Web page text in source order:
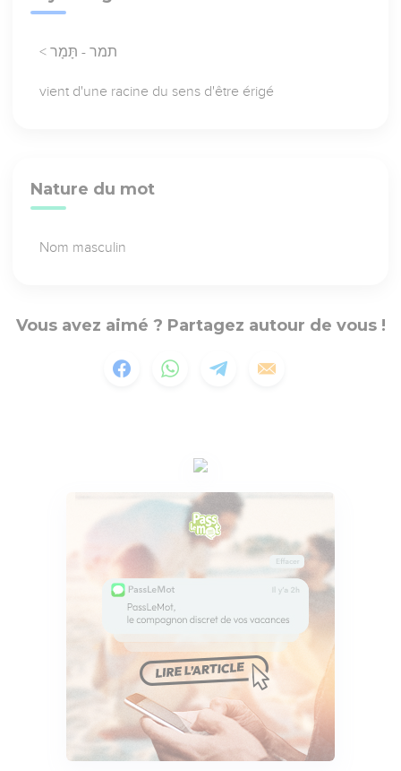
< תמר - תָּמָר
vient d'une racine du sens d'être érigé
Nature du mot
Nom masculin
Vous avez aimé ? Partagez autour de vous !